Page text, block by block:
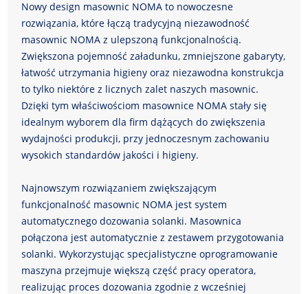
Nowy design masownic NOMA to nowoczesne
rozwiązania, które łączą tradycyjną niezawodność
masownic NOMA z ulepszoną funkcjonalnością.
Zwiększona pojemność załadunku, zmniejszone gabaryty,
łatwość utrzymania higieny oraz niezawodna konstrukcja
to tylko niektóre z licznych zalet naszych masownic.
Dzięki tym właściwościom masownice NOMA stały się
idealnym wyborem dla firm dążących do zwiększenia
wydajności produkcji, przy jednoczesnym zachowaniu
wysokich standardów jakości i higieny.
Najnowszym rozwiązaniem zwiększającym
funkcjonalność masownic NOMA jest system
automatycznego dozowania solanki. Masownica
połączona jest automatycznie z zestawem przygotowania
solanki. Wykorzystując specjalistyczne oprogramowanie
maszyna przejmuje większą część pracy operatora,
realizując proces dozowania zgodnie z wcześniej